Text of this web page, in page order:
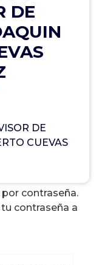
DE
DE
CUEVAS
DE
HIGIENE DEL
contraseña.
contraseña a